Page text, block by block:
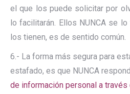
el que los puede solicitar por
lo facilitarán. Ellos NUNCA se
los tienen, es de sentido común.
6.- La forma más segura para
estafado, es que NUNCA
de información personal a